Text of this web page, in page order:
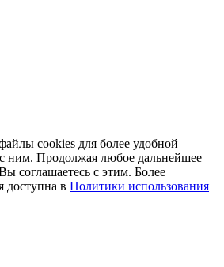
cookies для более удобной
ним. Продолжая любое дальнейшее
соглашаетесь с этим. Более
доступна в Политики использования